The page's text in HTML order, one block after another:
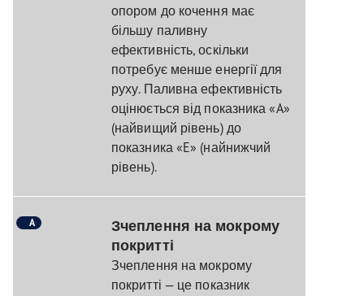
опором до кочення має
більшу паливну
ефективність, оскільки
потребує менше енергії для
руху. Паливна ефективність
оцінюється від показника «A»
(найвищий рівень) до
показника «E» (найнижчий
рівень).
A
Зчеплення на мокрому
покритті
Зчеплення на мокрому
покритті — це показник